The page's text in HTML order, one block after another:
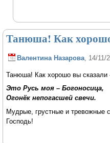
Танюша! Как
Валентина Назарова , 14/
Танюша! Как хорошо вы сказали
Это Русь моя – Богоносица,
Огонёк непогасшей свечи.
Мудрые, грустные и тревожные
Господь!